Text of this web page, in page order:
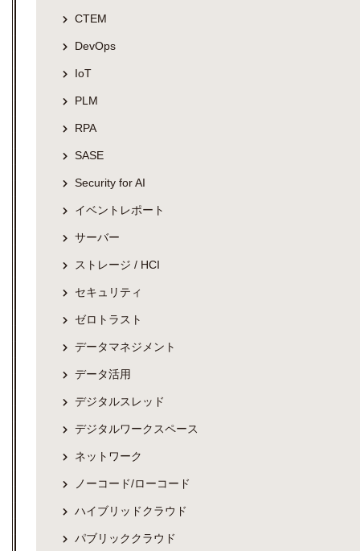
CTEM
DevOps
IoT
PLM
RPA
SASE
Security for AI
イベントレポート
サーバー
ストレージ / HCI
セキュリティ
ゼロトラスト
データマネジメント
データ活用
デジタルスレッド
デジタルワークスペース
ネットワーク
ノーコード/ローコード
ハイブリッドクラウド
パブリッククラウド